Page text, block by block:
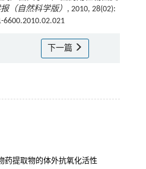
（自然科学版） , 2010, 28(02):
6600.2010.02.021
下一篇